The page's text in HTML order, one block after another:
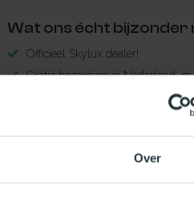
Over
Wat ons écht bijzonder
Officieel Skylux dealer!
Gratis bezorging in Nederland,
Maak jouw bestelling
https://www.natuurlijklicht.nl/